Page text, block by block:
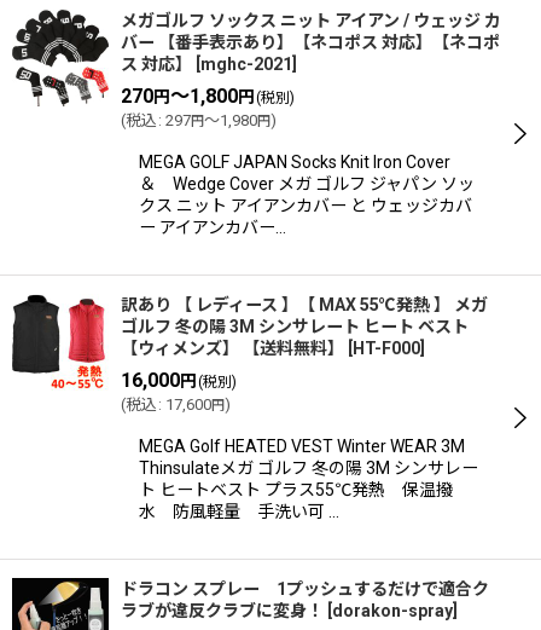
メガゴルフ ソックス ニット アイアン / ウェッジ カ
バー 【番手表示あり】【ネコポス 対応】【ネコポ
ス 対応】
mghc-2021
270円～1,800円 (税別)
(税込 : 297円～1,980円)
MEGA GOLF JAPAN Socks Knit Iron Cover
＆ Wedge Cover メガ ゴルフ ジャパン ソッ
クス ニット アイアンカバー と ウェッジカバ
ー アイアンカバー…
訳あり 【 レディース 】【 MAX 55℃発熱 】 メガ
ゴルフ 冬の陽 3M シンサレート ヒート ベスト
【ウィメンズ】 【送料無料】
HT-F000
16,000円 (税別)
(税込 : 17,600円)
MEGA Golf HEATED VEST Winter WEAR 3M
Thinsulateメガ ゴルフ 冬の陽 3M シンサレー
ト ヒートベスト プラス55℃発熱 保温撥
水 防風軽量 手洗い可 …
ドラコン スプレー 1プッシュするだけで適合ク
ラブが違反クラブに変身！
dorakon-spray